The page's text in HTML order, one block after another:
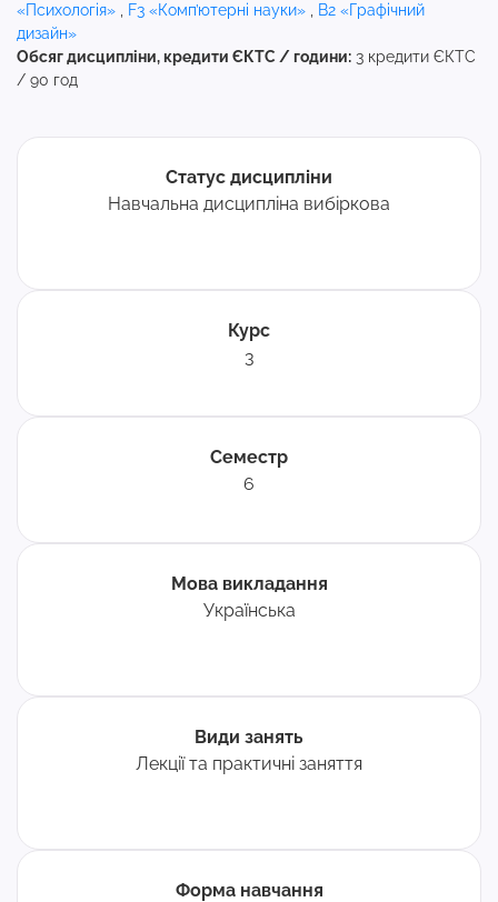
«Психологія»
F3 «Комп’ютерні науки»
B2 «Графічний
дизайн»
Обсяг дисципліни, кредити ЄКТС / години: 3 кредити ЄКТС
/ 90 год
Статус дисципліни
Навчальна дисципліна вибіркова
Курс
3
Семестр
6
Мова викладання
Українська
Види занять
Лекції та практичні заняття
Форма навчання